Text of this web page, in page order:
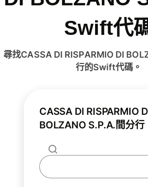
Swift代
尋找CASSA DI RISPARMIO DI
行的Swift代碼。
CASSA DI RISPARMIO
BOLZANO S.P.A.間分行